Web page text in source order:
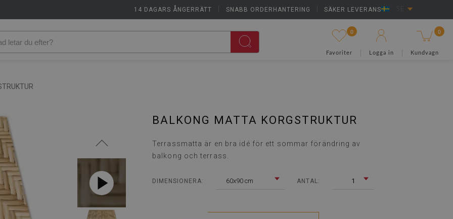
14 DAGARS ÅNGERRÄTT SNABB ORDERHANTERING SÄKER LEVERANS
0
Favoriter Logga in
0
Kundvagn
BALKONG MATTA KORGSTRUKTUR
Terrassmatta är en bra idé för ett sommar förändring av
balkong och terrass.
DIMENSIONERA: 60x90 cm ANTAL: 1